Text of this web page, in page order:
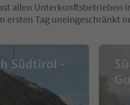
allen Unterkunftsbetrieben
ersten Tag uneingeschränkt
Südtirol -